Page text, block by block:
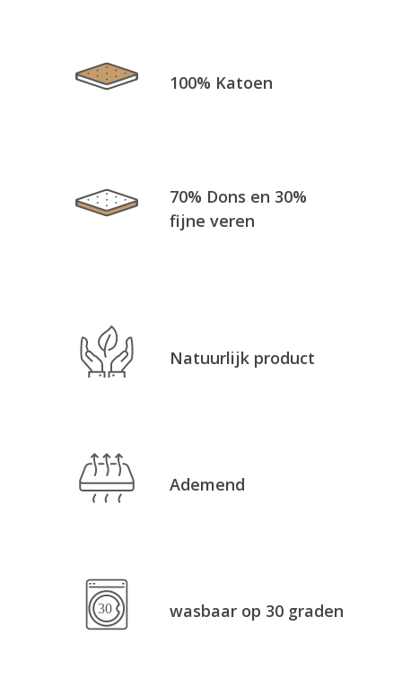
100% Katoen
70% Dons en 30%
fijne veren
Natuurlijk product
Ademend
wasbaar op 30 graden